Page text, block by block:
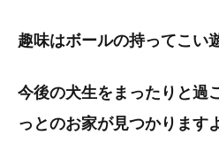
趣味はボールの持ってこい
今後の犬生をまったりと過
っとのお家が見つかります